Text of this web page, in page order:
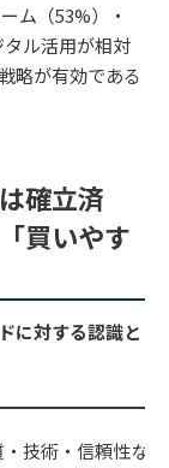
ム（53%）・
ル活用が相対
略が有効である
確立済
買いやす
に対する認識と
技術・信頼性な